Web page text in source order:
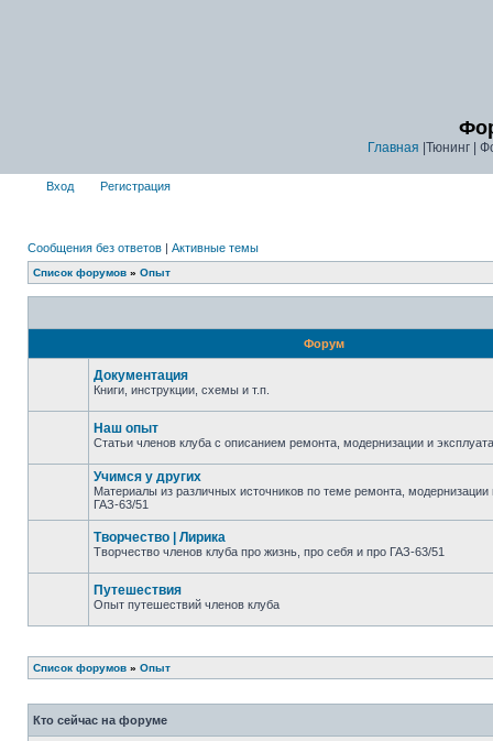
Главная |Тюнинг |
Вход Регистрация
Сообщения без ответов | Активные темы
Список форумов » Опыт
Форум
Документация
Книги, инструкции, схемы и т.п.
Наш опыт
Статьи членов клуба с описанием ремонта, модернизации и
Учимся у других
Материалы из различных источников по теме ремонта, модернизации
ГАЗ-63/51
Творчество | Лирика
Творчество членов клуба про жизнь, про себя и про ГАЗ-63/51
Путешествия
Опыт путешествий членов клуба
Список форумов » Опыт
Кто сейчас на форуме